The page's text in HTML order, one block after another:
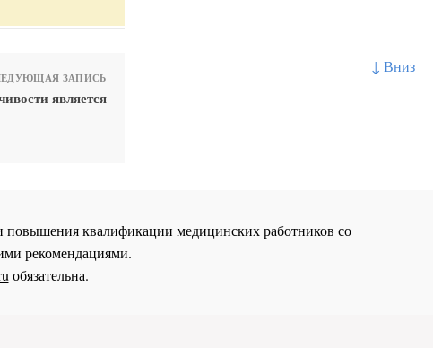
↓ Вниз
ЗАПИСЬ
является
повышения квалификации медицинских работников со
рекомендациями.
обязательна.